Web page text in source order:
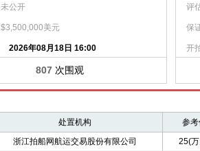
未公开
$3,500,000美元
2026年08月18日 16:00
807 次围观
评
保
开
处置机构 参考
浙江拍船网航运交易股份有限公司 25(